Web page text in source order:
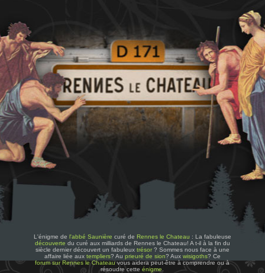
L'énigme de l'abbé Saunière curé de Rennes le Chateau : La fabuleuse
découverte du curé aux milliards de Rennes le Chateau! A t-il à la fin du
siècle dernier découvert un fabuleux trésor? Sommes nous face à une
affaire liée aux templiers? Au prieuré de sion? Aux wisigoths? Ce
forum sur Rennes le Chateauvous aidera peut-être à comprendre ou à
résoudre cetteénigme